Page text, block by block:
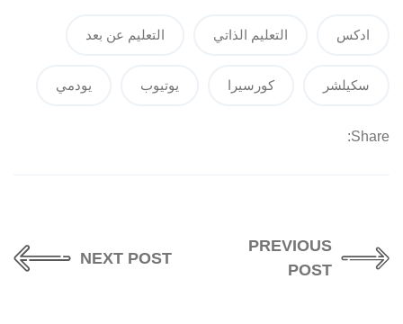
ادكس التعليم الذاتي التعليم عن بعد
سكيلشر كورسيرا يوتيوب يودمي
Share:
PREVIOUS
POST
NEXT POST